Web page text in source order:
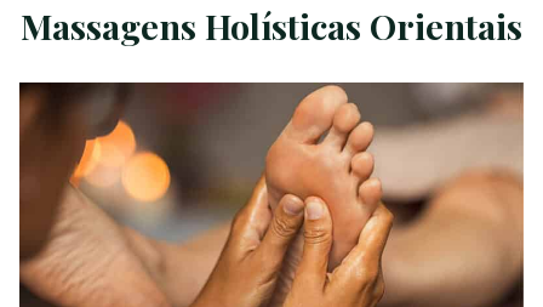
Massagens Holísticas Orientais